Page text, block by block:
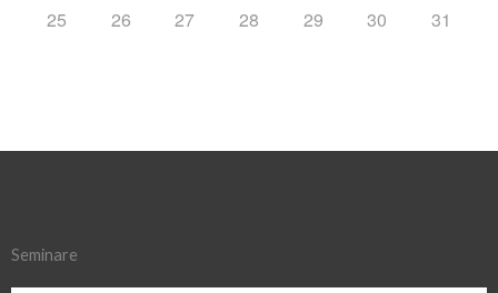
25 26 27 28 29 30 31
Seminare